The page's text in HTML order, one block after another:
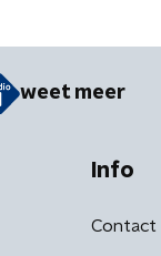
weet meer
Info
Contact